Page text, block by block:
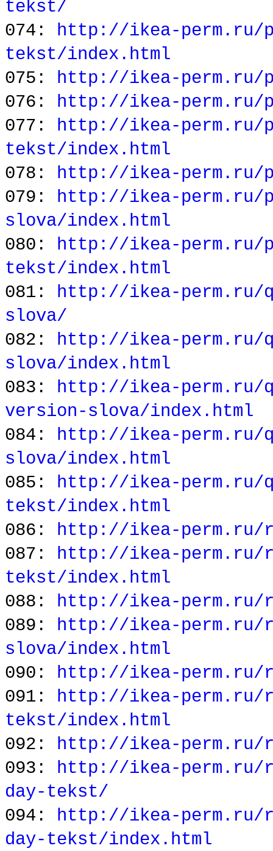
tekst/
074: http://ikea-perm.ru/
tekst/index.html
075: http://ikea-perm.ru/
076: http://ikea-perm.ru/
077: http://ikea-
tekst/index.html
078: http://ikea-
079: http://ikea-
slova/index.html
080: http://ikea-perm.ru/
tekst/index.html
081: http://ikea-perm.ru/
slova/
082: http://ikea-perm.ru/
slova/index.html
083: http://ikea-perm.ru/
version-slova/index.html
084: http://ikea-perm.ru/
slova/index.html
085: http://ikea-perm.ru/
tekst/index.html
086: http://ikea-
087: http://ikea-
tekst/index.html
088: http://ikea-perm.ru/
089: http://ikea-perm.ru/
slova/index.html
090: http://ikea-perm.ru/
091: http://ikea-perm.ru/
tekst/index.html
092: http://ikea-perm.ru/
093: http://ikea-perm.ru/
day-tekst/
094: http://ikea-perm.ru/
day-tekst/index.html